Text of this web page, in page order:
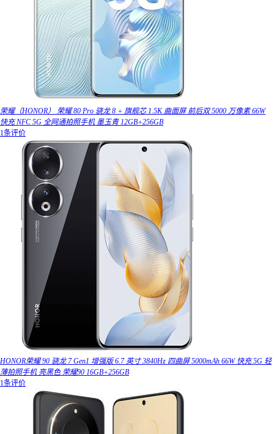
荣耀（HONOR） 荣耀 80 Pro 骁龙 8 + 旗舰芯 1.5K 曲面屏 前后双 5000 万像素 66W
快充 NFC 5G 全网通拍照手机 墨玉青 12GB+256GB
1条评价
HONOR荣耀 90 骁龙 7 Gen1 增强版 6.7 英寸 3840Hz 四曲屏 5000mAh 66W 快充 5G 轻
薄拍照手机 亮黑色 荣耀90 16GB+256GB
1条评价